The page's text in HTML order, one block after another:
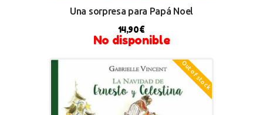
Una sorpresa para Papá Noel
14,90€
No disponible
Out of stock